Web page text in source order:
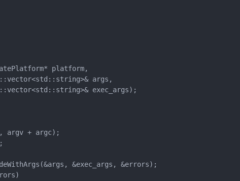
platform,
args,
exec_args);
argv + argc);
&exec_args, &errors);